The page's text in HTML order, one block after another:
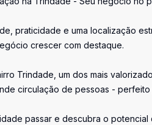
praticidade e uma localização
crescer com destaque.
Trindade, um dos mais
circulação de pessoas -
passar e descubra o